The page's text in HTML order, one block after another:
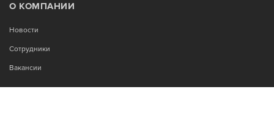
О КОМПАНИИ
Новости
Сотрудники
Вакансии